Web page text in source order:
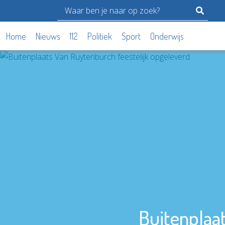
Home Nieuws 112 Politiek Sport Onderwijs